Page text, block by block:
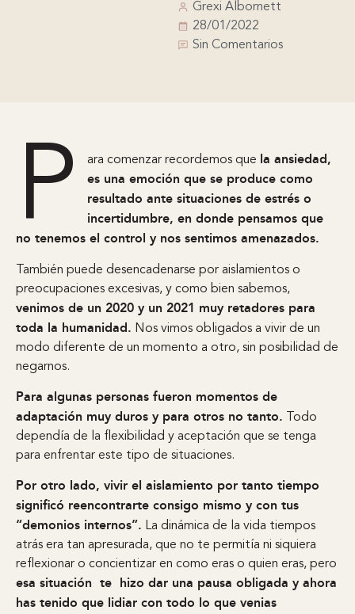
Grexi Albornett
28/01/2022
Sin Comentarios
P ara comenzar recordemos que la ansiedad,
es una emoción que se produce como
resultado ante situaciones de estrés o
incertidumbre, en donde pensamos que
no tenemos el control y nos sentimos amenazados.
También puede desencadenarse por aislamientos o
preocupaciones excesivas, y como bien sabemos,
venimos de un 2020 y un 2021 muy retadores para
toda la humanidad. Nos vimos obligados a vivir de un
modo diferente de un momento a otro, sin posibilidad de
negarnos.
Para algunas personas fueron momentos de
adaptación muy duros y para otros no tanto. Todo
dependía de la flexibilidad y aceptación que se tenga
para enfrentar este tipo de situaciones.
Por otro lado, vivir el aislamiento por tanto tiempo
significó reencontrarte consigo mismo y con tus
“demonios internos”. La dinámica de la vida tiempos
atrás era tan apresurada, que no te permitía ni siquiera
reflexionar o concientizar en como eras o quien eras, pero
esa situación te hizo dar una pausa obligada y ahora
has tenido que lidiar con todo lo que venias